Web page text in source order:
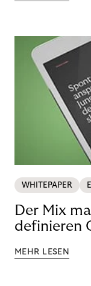
WHITEPAPER
Der Mix
definieren
MEHR LESEN